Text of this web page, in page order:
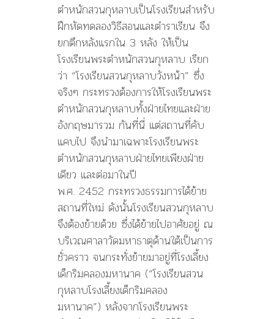
ตำหนักสวนกุหลาบเป็นโรงเรียนสำหรับ
ฝึกหัดทดลองวิธีสอนและตำราเรียน จึง
ยกตึกหลังแรกใน 3 หลัง ให้เป็น
โรงเรียนพระตำหนักสวนกุหลาบ เรียก
ว่า “โรงเรียนสวนกุหลาบวังหน้า” ซึ่ง
จริงๆ กระทรวงต้องการให้โรงเรียนพระ
ตำหนักสวนกุหลาบทั้งฝ่ายไทยและฝ่าย
อังกฤษมารวม กันที่นี่ แต่สถานที่คับ
แคบไป จึงนำมาเฉพาะโรงเรียนพระ
ตำหนักสวนกุหลาบฝ่ายไทยเพียงฝ่าย
เดียว และต่อมาในปี
พ.ศ. 2452 กระทรวงธรรมการได้ย้าย
สถานที่ใหม่ ดังนั้นโรงเรียนสวนกุหลาบ
จึงต้องย้ายด้วย ซึ่งได้ย้ายไปอาศัยอยู่ ณ
บริเวณศาลาวัดมหาธาตุด้านใต้เป็นการ
ชั่วคราว จนกระทั่งย้ายมาอยู่ที่โรงเลี้ยง
เด็กริมคลองมหานาค (“โรงเรียนสวน
กุหลาบโรงเลี้ยงเด็กริมคลอง
มหานาค”) หลังจากโรงเรียนพระ